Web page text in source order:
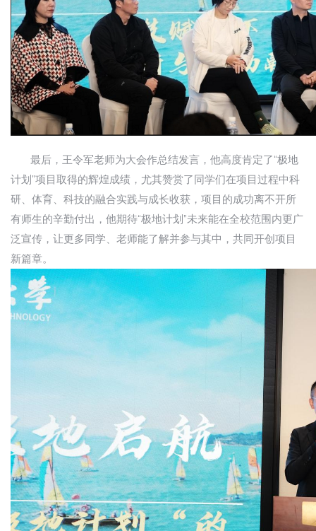
最后，王令军老师为大会作总结发言，他高度肯定了“极地
计划”项目取得的辉煌成绩，尤其赞赏了同学们在项目过程中科
研、体育、科技的融合实践与成长收获，项目的成功离不开所
有师生的辛勤付出，他期待“极地计划”未来能在全校范围内更广
泛宣传，让更多同学、老师能了解并参与其中，共同开创项目
新篇章。